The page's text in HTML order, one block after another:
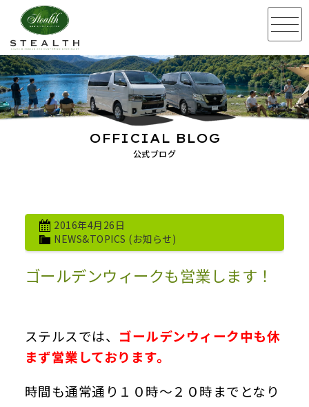
公式ブログ
OFFICIAL BLOG
2016年4月26日
NEWS&TOPICS (お知らせ)
ゴールデンウィークも営業します！
ステルスでは、 ゴールデンウィーク中も休
まず営業しております。
時間も通常通り１０時～２０時までとなり